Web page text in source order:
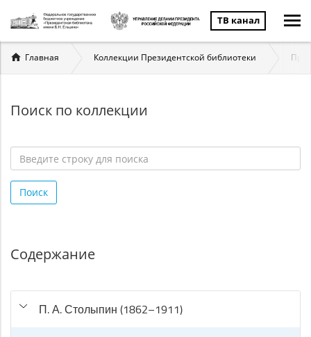
ТВ канал
Вы
здесь
Главная Коллекции Президентской библиотеки
Поиск по коллекции
строку
для
Поиск
Содержание
П. А. Столыпин (1862–1911)